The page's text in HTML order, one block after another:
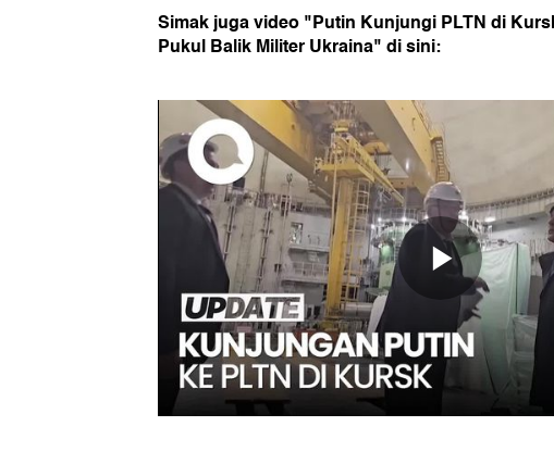
Simak juga video "Putin Kunjungi PLTN di
Pukul Balik Militer Ukraina" di sini: